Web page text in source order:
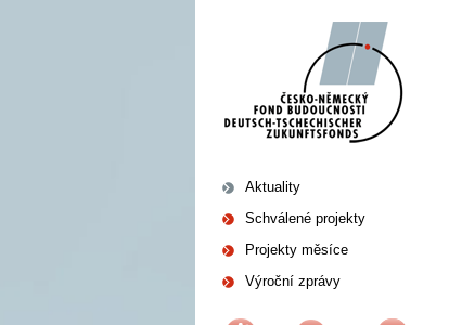
Aktuality
Schválené projekty
Projekty měsíce
Výroční zprávy